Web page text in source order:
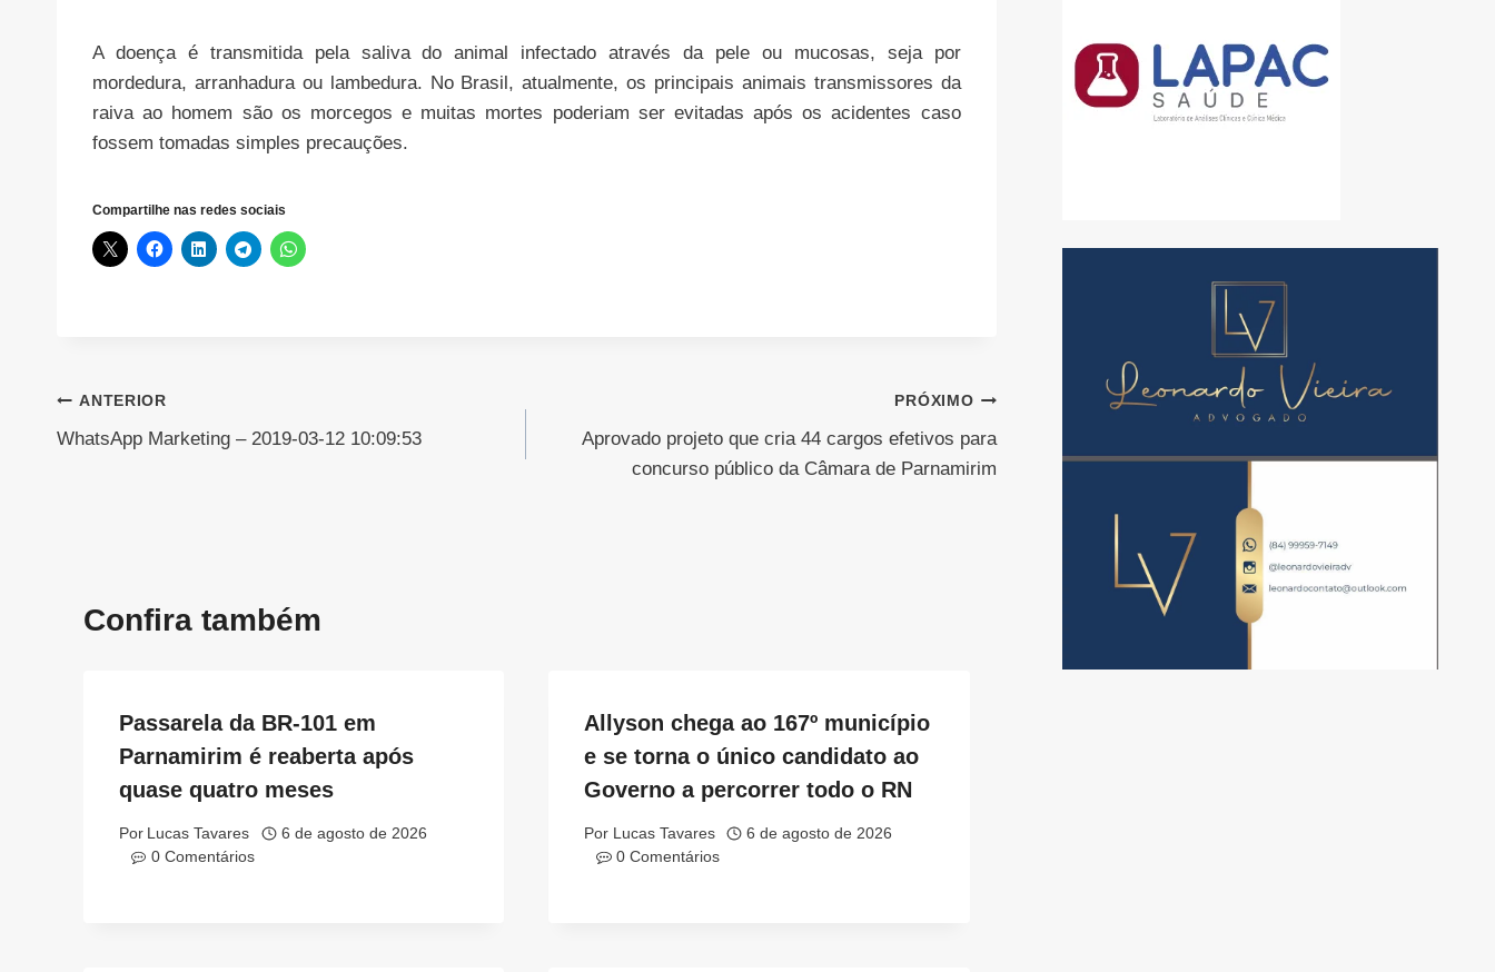
A doença é transmitida pela saliva do animal infectado através da pele ou mucosas, seja por
mordedura, arranhadura ou lambedura. No Brasil, atualmente, os principais animais transmissores da
raiva ao homem são os morcegos e muitas mortes poderiam ser evitadas após os acidentes caso
fossem tomadas simples precauções.
Compartilhe nas redes sociais
Navegação
de
ANTERIOR
WhatsApp Marketing – 2019-03-12 10:09:53
PRÓXIMO
Aprovado projeto que cria 44 cargos efetivos para
concurso público da Câmara de Parnamirim
Confira também
Passarela da BR-101 em
Parnamirim é reaberta após
quase quatro meses
Por Lucas Tavares
6 de agosto de 2026
0 Comentários
Allyson chega ao 167º município
e se torna o único candidato ao
Governo a percorrer todo o RN
Por Lucas Tavares
6 de agosto de 2026
0 Comentários